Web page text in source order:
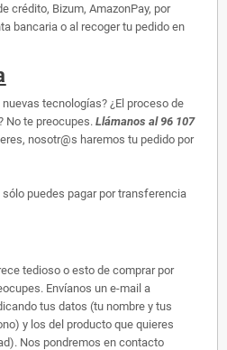
crédito, Bizum, AmazonPay, por
bancaria o al recoger tu pedido en
tecnologías? ¿El proceso de
No te preocupes. Llámanos al 96 107
nosotr@s haremos tu pedido por
puedes pagar por transferencia
tedioso o esto de comprar por
Envíanos un e-mail a
tus datos (tu nombre y tus
y los del producto que quieres
Nos pondremos en contacto